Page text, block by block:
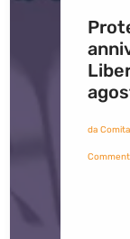
da